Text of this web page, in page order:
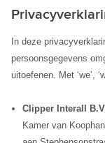
In deze
persoonsgegevens
uitoefenen. Met ‘we’,
Clipper Interall
Kamer van